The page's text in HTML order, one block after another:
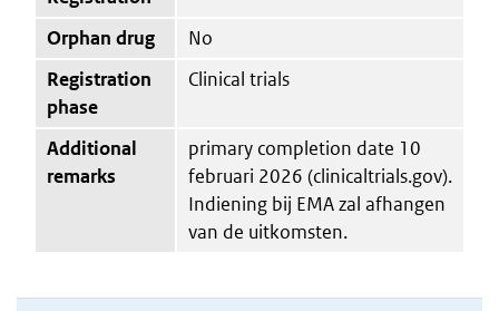
Orphan drug
No
Registration
phase
Clinical trials
Additional
remarks
primary completion date 10
februari 2026 (clinicaltrials.gov).
Indiening bij EMA zal afhangen
van de uitkomsten.